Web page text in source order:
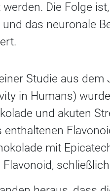
Die Folge
das neuronale
Studie aus
in Humans)
und akuten
enthaltenen
mit